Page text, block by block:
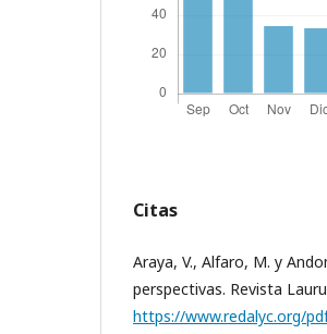
Citas
Araya, V., Alfaro, M. y
perspectivas. Revista
https://www.redalyc.org/